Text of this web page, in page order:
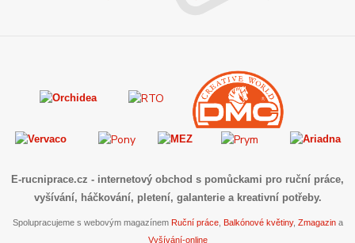
E-rucniprace.cz - internetový obchod s pomůckami pro ruční práce,
vyšívání, háčkování, pletení, galanterie a kreativní potřeby.
Spolupracujeme s webovým magazínem Ruční práce, Balkónové květiny, Zmagazina
Vyšívání-online